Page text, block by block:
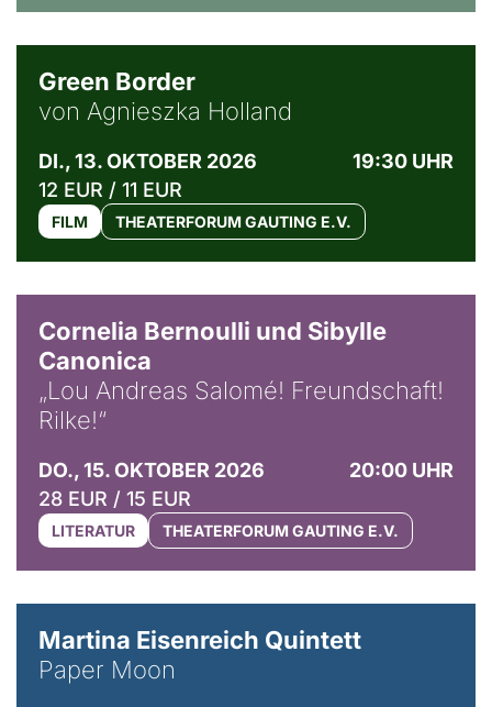
Green Border
von Agnieszka Holland
DI., 13. OKTOBER 2026
19:30 UHR
12 EUR / 11 EUR
FILM THEATERFORUM GAUTING E.V.
Cornelia Bernoulli und Sibylle
Canonica
„Lou Andreas Salomé! Freundschaft!
Rilke!“
DO., 15. OKTOBER 2026
20:00 UHR
28 EUR / 15 EUR
LITERATUR THEATERFORUM GAUTING E.V.
Martina Eisenreich Quintett
Paper Moon